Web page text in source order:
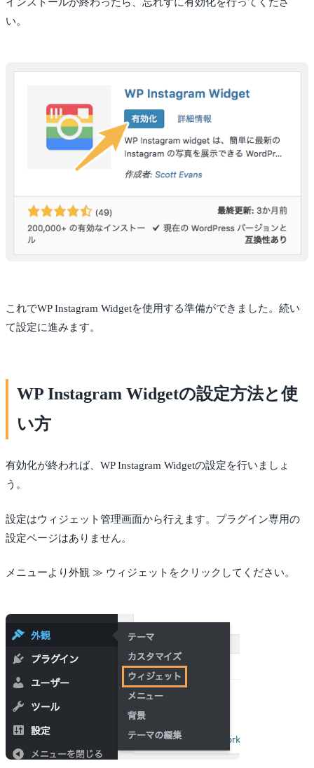
い。
これでWP Instagram Widgetを使用する準備ができました。続い
て設定に進みます。
WP Instagram Widgetの設定方法と使
い方
有効化が終われば、WP Instagram Widgetの設定を行いましょ
う。
設定はウィジェット管理画面から行えます。プラグイン専用の
設定ページはありません。
メニューより外観 ≫ ウィジェットをクリックしてください。